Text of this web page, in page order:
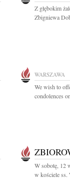
Z głębokim
Zbigniewa
WARSZAWA
We wish to
condolences
W sobotę, 12
w kościele